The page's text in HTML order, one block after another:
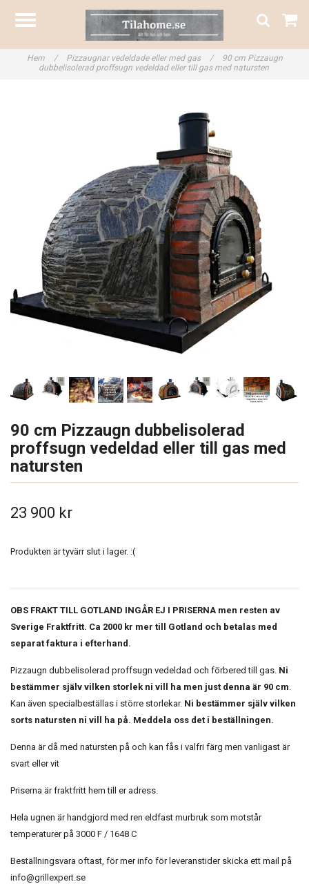
Hem / Pizzaugnar vedeldade eller med gas /
90 cm Pizzaugn
dubbelisolerad proffsugn vedeldad eller till gas med natursten
90 cm Pizzaugn dubbelisolerad
proffsugn vedeldad eller till gas med
natursten
23 900 kr
Produkten är tyvärr slut i lager. :(
OBS FRAKT TILL GOTLAND INGÅR EJ I PRISERNA men resten av
Sverige Fraktfritt. Ca 2000 kr mer till Gotland och betalas med
separat faktura i efterhand.
Pizzaugn dubbelisolerad proffsugn vedeldad och förbered till gas. Ni
bestämmer själv vilken storlek ni vill ha men just denna är 90 cm.
Kan även specialbeställas i större storlekar. Ni bestämmer själv vilken
sorts natursten ni vill ha på. Meddela oss det i beställningen.
Denna är då med natursten på och kan fås i valfri färg men vanligast är
svart eller vit
Priserna är fraktfritt hem till er adress.
Hela ugnen är handgjord med ren eldfast murbruk som motstår
temperaturer på 3000 F / 1648 C
Beställningsvara oftast, för mer info för leveranstider skicka ett mail på
info@grillexpert.se